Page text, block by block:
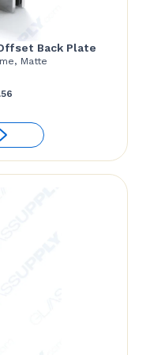
Back Plate
Matte
Price
$68.35
through